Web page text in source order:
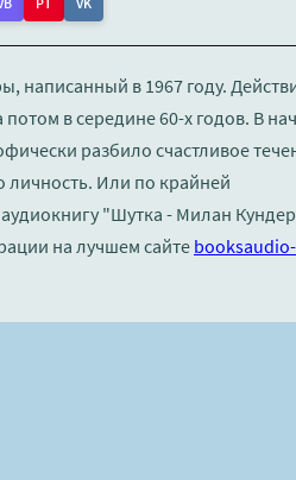
написанный в 1967 году.
потом в середине 60-х годов. В
разбило счастливое
личность. Или по крайней
"Шутка - Милан
на лучшем сайте